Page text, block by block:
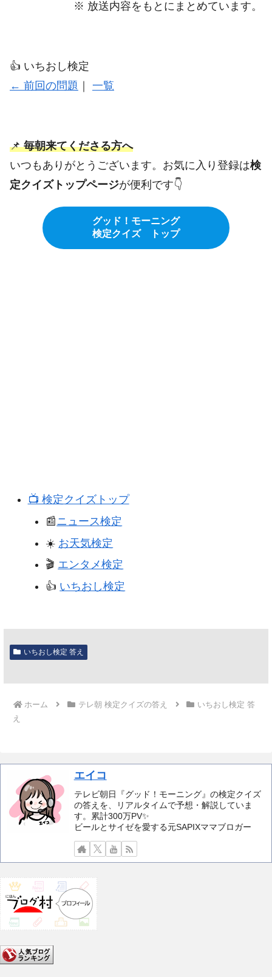
※ 放送内容をもとにまとめています。
👍️ いちおし検定
← 前回の問題 ｜ 一覧
📌毎朝来てくださる方へ
いつもありがとうございます。お気に入り登録は検
定クイズトップページが便利です👇️
グッド！モーニング
検定クイズ トップ
📺️ 検定クイズトップ
📰ニュース検定
☀️ お天気検定
🎬️ エンタメ検定
👍️ いちおし検定
いちおし検定 答え
ホーム テレ朝 検定クイズの答え
いちおし検定 答
え
エイコ
テレビ朝日『グッド！モーニング』の検定クイズ
の答えを、リアルタイムで予想・解説していま
す。累計300万PV✨️
ビールとサイゼを愛する元SAPIXママブロガー